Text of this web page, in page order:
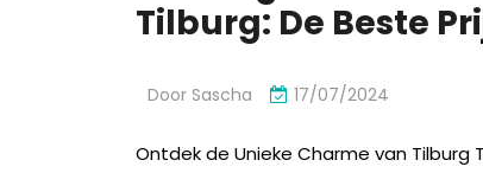
Tilburg: De Beste
Door Sascha 17/07/2024
Ontdek de Unieke Charme van Tilburg